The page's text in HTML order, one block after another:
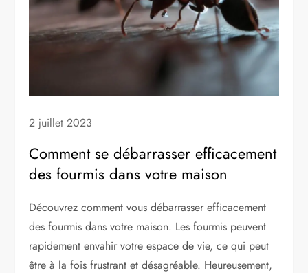
2 juillet 2023
Comment se débarrasser efficacement
des fourmis dans votre maison
Découvrez comment vous débarrasser efficacement
des fourmis dans votre maison. Les fourmis peuvent
rapidement envahir votre espace de vie, ce qui peut
être à la fois frustrant et désagréable. Heureusement,